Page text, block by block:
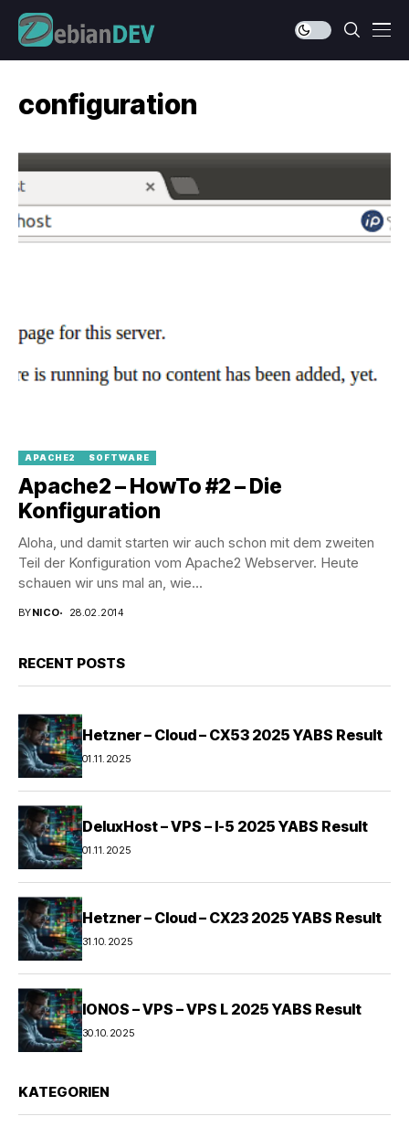
configuration
APACHE2 SOFTWARE
Apache2 – HowTo #2 – Die
Konfiguration
Aloha, und damit starten wir auch schon mit dem zweiten
Teil der Konfiguration vom Apache2 Webserver. Heute
schauen wir uns mal an, wie...
BYNICO 28.02.2014
RECENT POSTS
Hetzner – Cloud – CX53 2025 YABS Result
01.11.2025
DeluxHost – VPS – I-5 2025 YABS Result
01.11.2025
Hetzner – Cloud – CX23 2025 YABS Result
31.10.2025
IONOS – VPS – VPS L 2025 YABS Result
30.10.2025
KATEGORIEN